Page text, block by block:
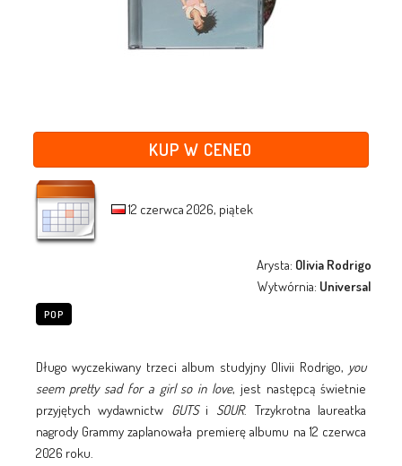
KUP W CENEO
12 czerwca 2026, piątek
Arysta: Olivia Rodrigo
Wytwórnia: Universal
POP
Długo wyczekiwany trzeci album studyjny Olivii Rodrigo, you
seem pretty sad for a girl so in love, jest następcą świetnie
przyjętych wydawnictw GUTSi SOUR. Trzykrotna laureatka
nagrody Grammy zaplanowała premierę albumu na 12 czerwca
2026 roku.